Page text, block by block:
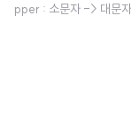
pper : 소문자 -> 대문
이 소문자로 대문자로
ngth함수를 사용하면
oncat 함수를 사용하면